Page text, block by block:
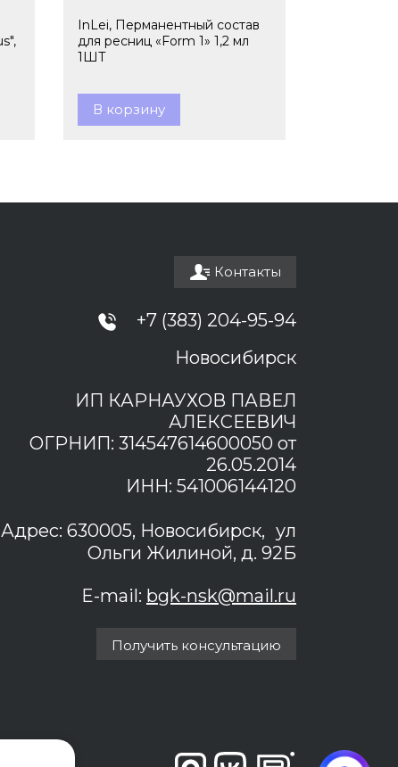
InLei, Перманентный состав
для ресниц «Form 1» 1,2 мл
1ШТ
В корзину
Контакты
+7 (383) 204-95-94
Новосибирск
ИП КАРНАУХОВ ПАВЕЛ
АЛЕКСЕЕВИЧ
ОГРНИП: 314547614600050 от
26.05.2014
ИНН: 541006144120
Адрес: 630005, Новосибирск, ул
Ольги Жилиной, д. 92Б
E-mail: bgk-nsk@mail.ru
Получить консультацию